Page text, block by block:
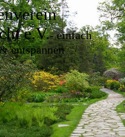
e.V.-einfach
entspannen